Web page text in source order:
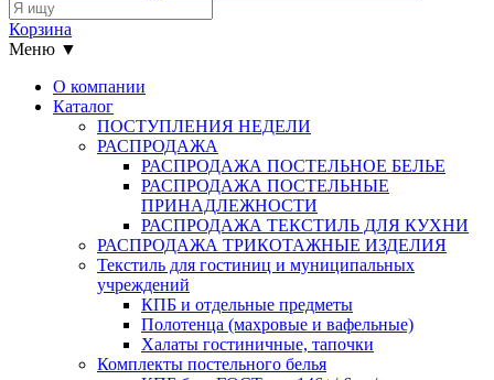
Корзина
Меню ▼
О компании
Каталог
ПОСТУПЛЕНИЯ НЕДЕЛИ
РАСПРОДАЖА
РАСПРОДАЖА ПОСТЕЛЬНОЕ БЕЛЬЕ
РАСПРОДАЖА ПОСТЕЛЬНЫЕ
ПРИНАДЛЕЖНОСТИ
РАСПРОДАЖА ТЕКСТИЛЬ ДЛЯ КУХНИ
РАСПРОДАЖА ТРИКОТАЖНЫЕ ИЗДЕЛИЯ
Текстиль для гостиниц и муниципальных
учреждений
КПБ и отдельные предметы
Полотенца (махровые и вафельные)
Халаты гостиничные, тапочки
Комплекты постельного белья